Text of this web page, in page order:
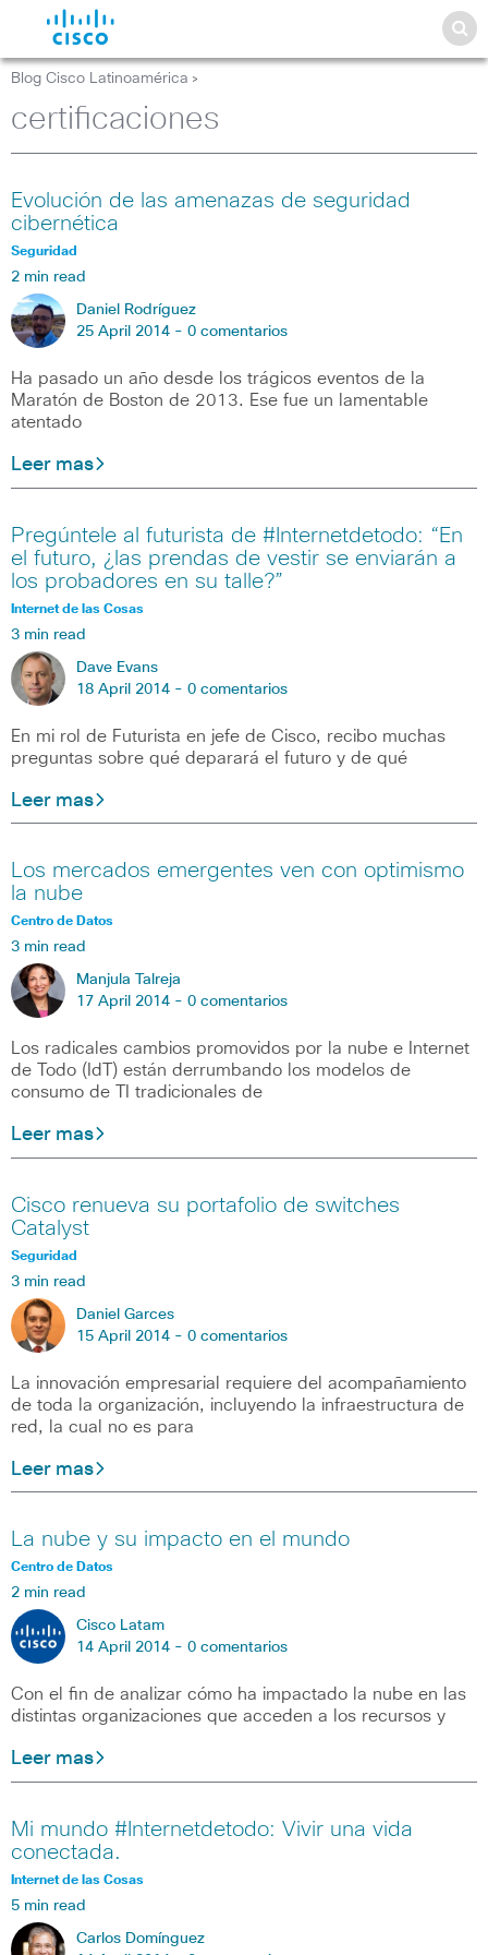
Blog Cisco Latinoamérica >
certificaciones
Evolución de las amenazas de seguridad
cibernética
Seguridad
2 min read
Daniel Rodríguez
25 April 2014 - 0 comentarios
Ha pasado un año desde los trágicos eventos de la
Maratón de Boston de 2013. Ese fue un lamentable
atentado
Leer mas
Pregúntele al futurista de #Internetdetodo: “En
el futuro, ¿las prendas de vestir se enviarán a
los probadores en su talle?”
Internet de las Cosas
3 min read
Dave Evans
18 April 2014 - 0 comentarios
En mi rol de Futurista en jefe de Cisco, recibo muchas
preguntas sobre qué deparará el futuro y de qué
Leer mas
Los mercados emergentes ven con optimismo
la nube
Centro de Datos
3 min read
Manjula Talreja
17 April 2014 - 0 comentarios
Los radicales cambios promovidos por la nube e Internet
de Todo (IdT) están derrumbando los modelos de
consumo de TI tradicionales de
Leer mas
Cisco renueva su portafolio de switches
Catalyst
Seguridad
3 min read
Daniel Garces
15 April 2014 - 0 comentarios
La innovación empresarial requiere del acompañamiento
de toda la organización, incluyendo la infraestructura de
red, la cual no es para
Leer mas
La nube y su impacto en el mundo
Centro de Datos
2 min read
Cisco Latam
14 April 2014 - 0 comentarios
Con el fin de analizar cómo ha impactado la nube en las
distintas organizaciones que acceden a los recursos y
Leer mas
Mi mundo #Internetdetodo: Vivir una vida
conectada.
Internet de las Cosas
5 min read
Carlos Domínguez